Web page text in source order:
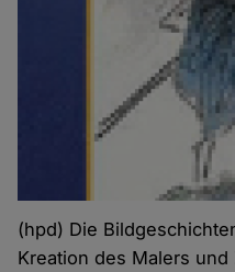
(hpd) Die
Kreation des Malers